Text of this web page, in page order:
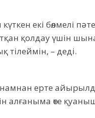
екі бөлмелі
қолдау үшін
– деді.
ерте
алғаныма өте